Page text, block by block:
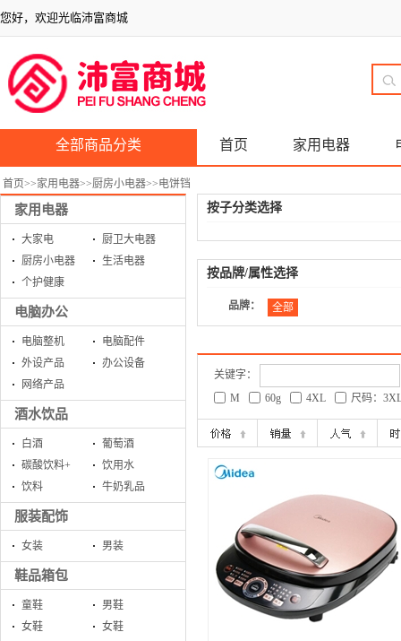
您好，欢迎光临沛富商城
全部商品分类 首页 家用电器
首页>>家用电器>>厨房小电器>>电饼铛
家用电器
大家电
厨卫大电器
厨房小电器
生活电器
个护健康
电脑办公
电脑整机
电脑配件
外设产品
办公设备
网络产品
酒水饮品
白酒
葡萄酒
碳酸饮料+
饮用水
饮料
牛奶乳品
服装配饰
女装 男装
鞋品箱包
童鞋
男鞋
女鞋
女鞋
按子分类选择
按品牌/属性选择
品牌： 全部
关键字：
M
60g 4XL 尺码：